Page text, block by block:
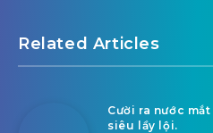
Related Articles
Cười ra nước
siêu lầy lội.